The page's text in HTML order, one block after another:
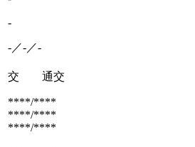
-
-／-／-
交 通交
****/****
****/****
****/****